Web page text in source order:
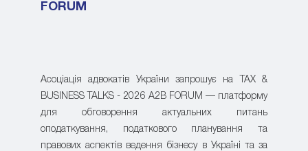
FORUM
Асоціація адвокатів України запрошує на TAX &
BUSINESS TALKS - 2026 A2B FORUM — платформу
для обговорення актуальних питань
оподаткування, податкового планування та
правових аспектів ведення бізнесу в Україні та за